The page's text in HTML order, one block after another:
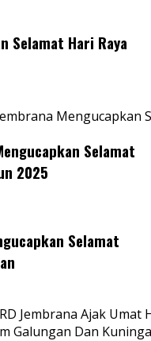
Selamat Hari Raya
Mengucapkan
Selamat
2025
Selamat
Jembrana Ajak
Galungan Dan